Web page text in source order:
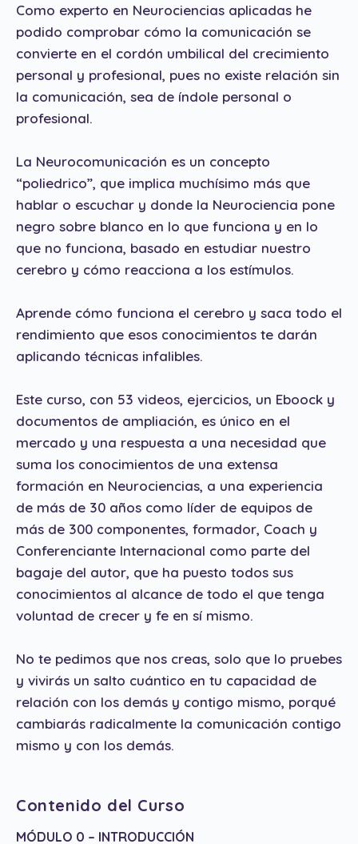
Como experto en Neurociencias aplicadas he
podido comprobar cómo la comunicación se
convierte en el cordón umbilical del crecimiento
personal y profesional, pues no existe relación sin
la comunicación, sea de índole personal o
profesional.
La Neurocomunicación es un concepto
“poliedrico”, que implica muchísimo más que
hablar o escuchar y donde la Neurociencia pone
negro sobre blanco en lo que funciona y en lo
que no funciona, basado en estudiar nuestro
cerebro y cómo reacciona a los estímulos.
Aprende cómo funciona el cerebro y saca todo el
rendimiento que esos conocimientos te darán
aplicando técnicas infalibles.
Este curso, con 53 videos, ejercicios, un Eboock y
documentos de ampliación, es único en el
mercado y una respuesta a una necesidad que
suma los conocimientos de una extensa
formación en Neurociencias, a una experiencia
de más de 30 años como líder de equipos de
más de 300 componentes, formador, Coach y
Conferenciante Internacional como parte del
bagaje del autor, que ha puesto todos sus
conocimientos al alcance de todo el que tenga
voluntad de crecer y fe en sí mismo.
No te pedimos que nos creas, solo que lo pruebes
y vivirás un salto cuántico en tu capacidad de
relación con los demás y contigo mismo, porqué
cambiarás radicalmente la comunicación contigo
mismo y con los demás.
Contenido del Curso
MÓDULO 0 – INTRODUCCIÓN